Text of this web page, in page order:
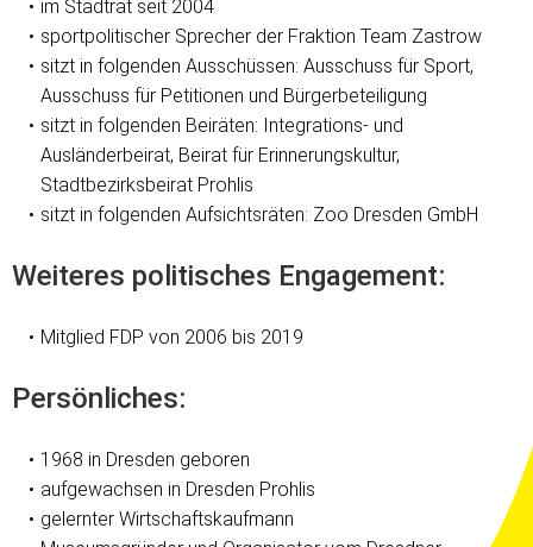
im Stadtrat seit 2004
sportpolitischer Sprecher der Fraktion Team Zastrow
sitzt in folgenden Ausschüssen: Ausschuss für Sport,
Ausschuss für Petitionen und Bürgerbeteiligung
sitzt in folgenden Beiräten: Integrations- und
Ausländerbeirat, Beirat für Erinnerungskultur,
Stadtbezirksbeirat Prohlis
sitzt in folgenden Aufsichtsräten: Zoo Dresden GmbH
Weiteres politisches Engagement:
Mitglied FDP von 2006 bis 2019
Persönliches:
1968 in Dresden geboren
aufgewachsen in Dresden Prohlis
gelernter Wirtschaftskaufmann